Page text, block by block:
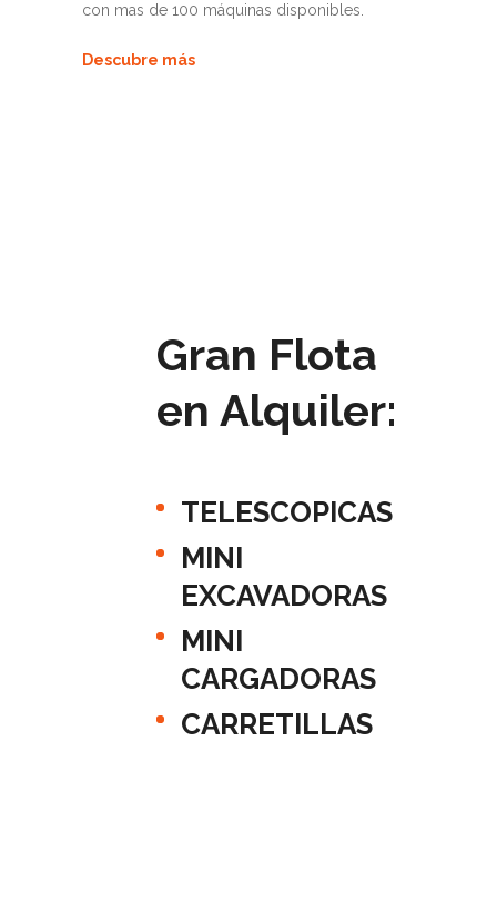
con mas de 100 máquinas disponibles.
Descubre más
Gran Flota
en Alquiler:
TELESCOPICAS
MINI
EXCAVADORAS
MINI
CARGADORAS
CARRETILLAS